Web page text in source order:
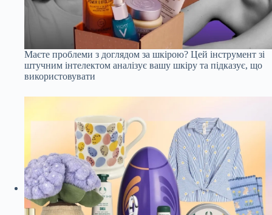
Маєте проблеми з доглядом за шкірою? Цей інструмент зі
штучним інтелектом аналізує вашу шкіру та підказує, що
використовувати